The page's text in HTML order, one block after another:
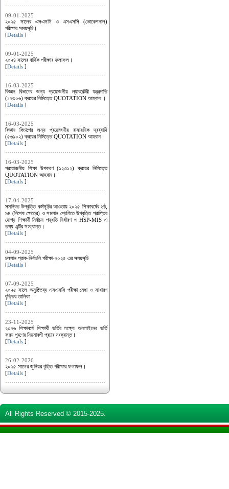
09-01-2025
২০২৫ সালের এসএসসি ও এসএসসি (ভোকেশনাল)
পরীক্ষার সময়সূচি।
[Details ]
09-01-2025
২০২৪ সালের বার্ষিক পরীক্ষার ফলাফল।
[Details ]
16-03-2025
বিজ্ঞান বিভাগের জন্য প্রয়োজনীয় ল্যাবরেটরী যন্ত্রপাতি
(১২৩০৬) ক্রয়ের নিমিত্তে QUOTATION আহবান ।
[Details ]
16-03-2025
বিজ্ঞান বিভাগের জন্য প্রয়োজনীয় রাসায়নিক দ্রব্যাদি
(৫৬১০২) ক্রয়ের নিমিত্তে QUOTATION আহবান।
[Details ]
16-03-2025
প্রয়োজনীয় শিক্ষা উপকরণ (১২৩১২) ক্রয়ের নিমিত্তে
QUOTATION আহবান।
[Details ]
17-04-2025
সমন্বিত উপবৃত্তি কর্মসূচির আওতায় ২০২৫ শিক্ষাবর্ষের ৬ষ্ঠ,
৯ম (বিশেষ ক্ষেত্রে) ও সমমান শ্রেণিতে উপবৃত্তি প্রাপ্তির
যোগ্য শিক্ষার্থী নির্বাচন পদ্ধতি নির্ধারণ ও HSP-MIS এ
তথ্য এন্ট্রি সংক্রান্ত।
[Details ]
04-09-2025
চলমান প্রাক-নির্বাচনি পরীক্ষা-২০২৫ এর সময়সূচি
[Details ]
07-09-2025
২০২৫ সালে অনুষ্ঠিতব্য এসএসসি পরীক্ষা মেধা ও সাধারণ
বৃত্তির তালিকা
[Details ]
23-11-2025
২০২৬ শিক্ষাবর্ষে শিক্ষার্থী ভর্তির লক্ষ্যে অনলাইনের ভর্তি
ফরম পূরণের নিয়মাবলী প্রচার সংক্রান্ত।
[Details ]
26-02-2026
২০২৫ সালের জুনিয়র বৃত্তি পরীক্ষার ফলাফল।
[Details ]
All Rights Reserved © 2015-2025.